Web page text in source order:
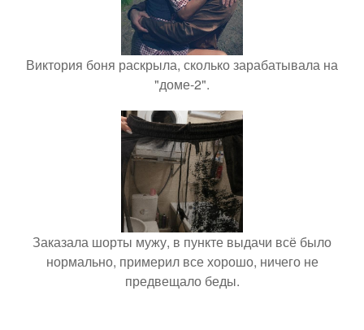
Виктория боня раскрыла, сколько зарабатывала на
"доме-2".
Заказала шорты мужу, в пункте выдачи всё было
нормально, примерил все хорошо, ничего не
предвещало беды.